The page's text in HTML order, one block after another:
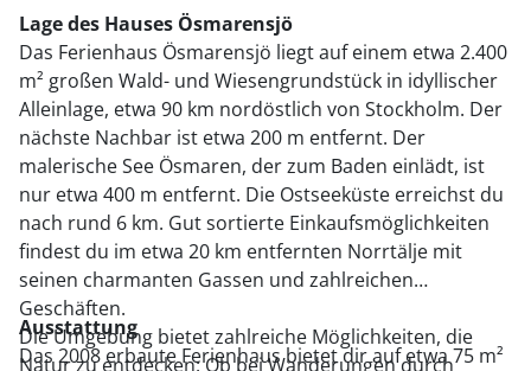
Lage des Hauses Ösmarensjö
Das Ferienhaus Ösmarensjö liegt auf einem etwa 2.400
m² großen Wald- und Wiesengrundstück in idyllischer
Alleinlage, etwa 90 km nordöstlich von Stockholm. Der
nächste Nachbar ist etwa 200 m entfernt. Der
malerische See Ösmaren, der zum Baden einlädt, ist
nur etwa 400 m entfernt. Die Ostseeküste erreichst du
nach rund 6 km. Gut sortierte Einkaufsmöglichkeiten
findest du im etwa 20 km entfernten Norrtälje mit
seinen charmanten Gassen und zahlreichen
Geschäften.
Die Umgebung bietet zahlreiche Möglichkeiten, die
Natur zu entdecken: Ob bei Wanderungen durch
Ausstattung
Das 2008 erbaute Ferienhaus bietet dir auf etwa 75 m²